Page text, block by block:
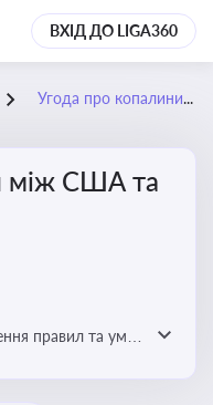
ВХІД ДО LIGA360
Угода про копалини між США та Україною
між США та
правил та умов